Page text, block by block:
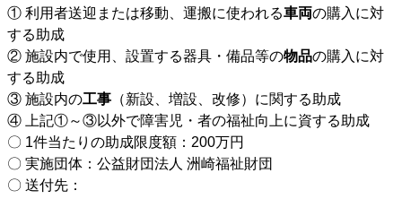
① 利用者送迎または移動、運搬に使われる車両の購入に対
する助成
② 施設内で使用、設置する器具・備品等の物品の購入に対
する助成
③ 施設内の工事 （新設、増設、改修）に関する助成
④ 上記①～③以外で障害児・者の福祉向上に資する助成
〇 1件当たりの助成限度額：200万円
〇 実施団体：公益財団法人 洲崎福祉財団
〇 送付先：